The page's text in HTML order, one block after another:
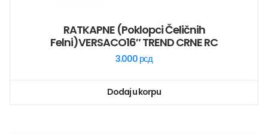
RATKAPNE (poklopci Čeličnih
Felni)VERSACO16″ TREND CRNE RC
3.000 рсд
Dodaj u korpu